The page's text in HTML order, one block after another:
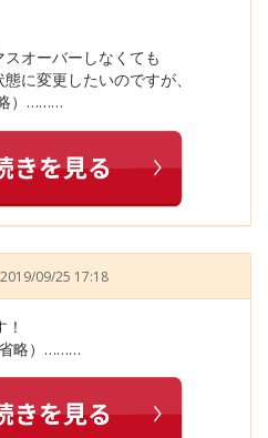
オーバーしなくても
に変更したいのですが、
）………
2019/09/25 17:18
略）………